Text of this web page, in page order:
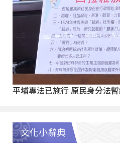
平埔專法已施行 原民身分法
文化小辭典